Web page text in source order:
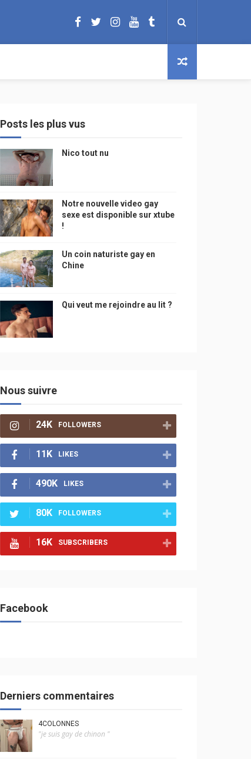
Posts les plus vus
Nico tout nu
Notre nouvelle video gay
sexe est disponible sur xtube
!
Un coin naturiste gay en
Chine
Qui veut me rejoindre au lit ?
Nous suivre
24K FOLLOWERS
11K LIKES
490K LIKES
80K FOLLOWERS
16K SUBSCRIBERS
Facebook
Derniers commentaires
4COLONNES
"je suis gay de chinon "